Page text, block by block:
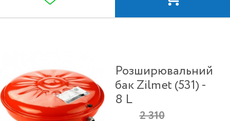
Розширювальний
бак Zilmet (531) -
8 L
2 310